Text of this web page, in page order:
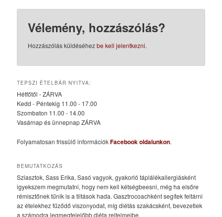
Vélemény, hozzászólás?
Hozzászólás küldéséhezbe kell jelentkezni.
TEPSZI ÉTELBÁR NYITVA:
Hétfőtől - ZÁRVA
Kedd - Péntekig 11.00 - 17.00
Szombaton 11.00 - 14.00
Vasárnap és ünnepnap ZÁRVA
Folyamatosan frissülő információkFacebook oldalunkon.
BEMUTATKOZÁS
Sziasztok, Sass Erika, Sasó vagyok, gyakorló táplálékallergiásként
igyekszem megmutatni, hogy nem kell kétségbeesni, még ha elsőre
rémisztőnek tűnik is a tiltások hada. Gasztrocoachként segítek feltárni
az ételekhez fűződő viszonyodat, míg diétás szakácsként, bevezetlek
a számodra legmegfelelőbb diéta rejtelmeibe.